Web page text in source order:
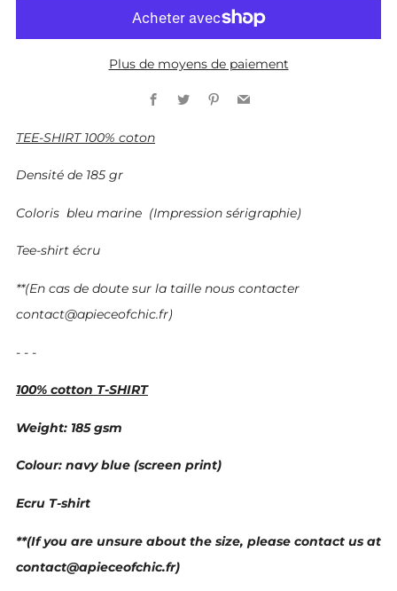
Plus de moyens de paiement
Facebook
TwitterPinterest
TEE-SHIRT 100% coton
Densité de 185 gr
Coloris bleu marine (Impression sérigraphie)
Tee-shirt écru
**(En cas de doute sur la taille nous contacter
contact@apieceofchic.fr)
- - -
100% cotton T-SHIRT
Weight: 185 gsm
Colour: navy blue (screen print)
Ecru T-shirt
**(If you are unsure about the size, please contact us at
contact@apieceofchic.fr)